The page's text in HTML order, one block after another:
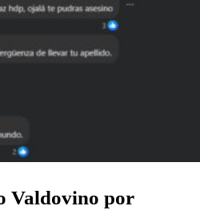
Valdovino por